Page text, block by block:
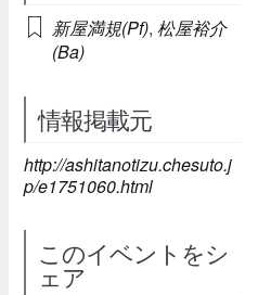
新屋満規(Pf),松屋裕介
(Ba)
情報掲載元
http://ashitanotizu.chesuto.j
p/e1751060.html
このイベントをシ
ェア